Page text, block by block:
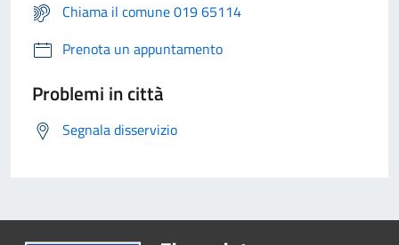
Chiama il comune 019 65114
Prenota un appuntamento
Problemi in città
Segnala disservizio